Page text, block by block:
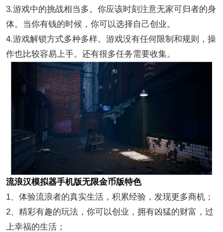
3.游戏中的挑战相当多。你应该时刻注意无家可归者的身
体。当你有钱的时候，你可以选择自己创业。
4.游戏解锁方式多种多样。游戏没有任何限制和规则，操
作也比较容易上手。还有很多任务需要收集。
流浪汉模拟器手机版无限金币版特色
1、体验流浪者的真实生活，积累经验，发现更多商机；
2、精彩有趣的玩法，你可以创业，拥有凶猛的财富，过
上幸福的生活；